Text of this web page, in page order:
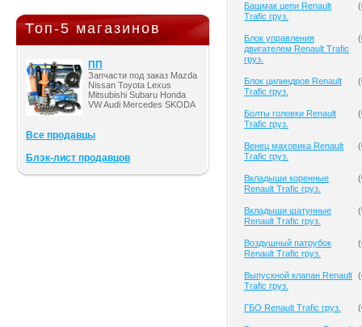
Топ-5 магазинов
ПП
Запчасти под заказ Mazda
Nissan Toyota Lexus
Mitsubishi Subaru Honda
VW Audi Mercedes SKODA
Все продавцы
Блэк-лист продавцов
Башмак цепи Renault
Trafic груз.
(
Блок управления
двигателем Renault Trafic
груз.
(
Блок цилиндров Renault
Trafic груз.
(
Болты головки Renault
Trafic груз.
(
Венец маховика Renault
Trafic груз.
(
Вкладыши коренные
Renault Trafic груз.
(
Вкладыши шатунные
Renault Trafic груз.
(
Воздушный патрубок
Renault Trafic груз.
(
Выпускной клапан Renault
Trafic груз.
(
ГБО Renault Trafic груз. (